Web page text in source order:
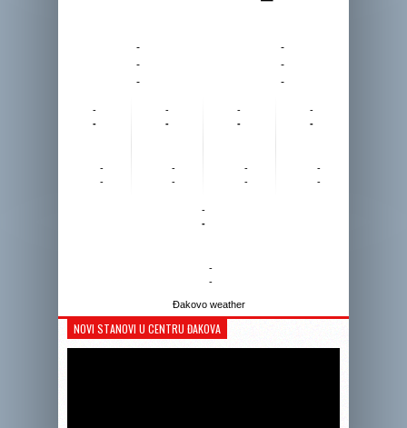
-
-
-
-
-
-
-
-
-
-
-
-
-
-
-
-
-
-
-
-
-
-
-
-
-
-
Đakovo weather
NOVI STANOVI U CENTRU ĐAKOVA